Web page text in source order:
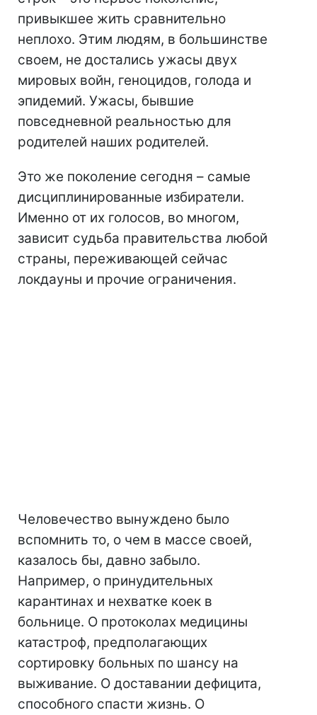
привыкшее жить сравнительно
неплохо. Этим людям, в большинстве
своем, не достались ужасы двух
мировых войн, геноцидов, голода и
эпидемий. Ужасы, бывшие
повседневной реальностью для
родителей наших родителей.
Это же поколение сегодня – самые
дисциплинированные избиратели.
Именно от их голосов, во многом,
зависит судьба правительства любой
страны, переживающей сейчас
локдауны и прочие ограничения.
Человечество вынуждено было
вспомнить то, о чем в массе своей,
казалось бы, давно забыло.
Например, о принудительных
карантинах и нехватке коек в
больнице. О протоколах медицины
катастроф, предполагающих
сортировку больных по шансу на
выживание. О доставании дефицита,
способного спасти жизнь. О